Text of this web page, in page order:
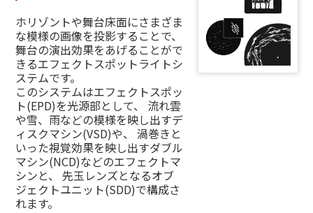
ホリゾントや舞台床面にさまざま
な模様の画像を投影することで、
舞台の演出効果をあげることがで
きるエフェクトスポットライトシ
ステムです。
このシステムはエフェクトスポッ
ト(EPD)を光源部として、
流れ雲
や雪、雨などの模様を映し出すデ
ィスクマシン(VSD)や、 渦巻きと
いった視覚効果を映し出すダブル
マシン(NCD)などのエフェクトマ
シンと、 先玉レンズとなるオブ
ジェクトユニット(SDD)で構成さ
れます。